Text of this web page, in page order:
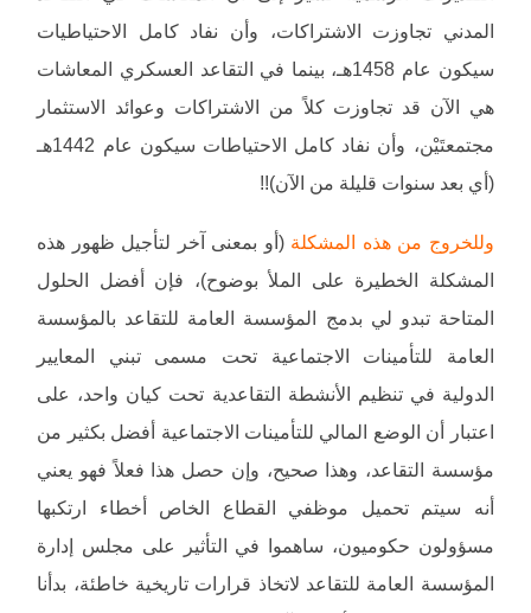
المدني تجاوزت الاشتراكات، وأن نفاد كامل الاحتياطيات
سيكون عام 1458هـ، بينما في التقاعد العسكري المعاشات
هي الآن قد تجاوزت كلاً من الاشتراكات وعوائد الاستثمار
مجتمعتَيْن، وأن نفاد كامل الاحتياطات سيكون عام 1442هـ
(أي بعد سنوات قليلة من الآن)!!
وللخروج من هذه المشكلة (أو بمعنى آخر لتأجيل ظهور هذه
المشكلة الخطيرة على الملأ بوضوح)، فإن أفضل الحلول
المتاحة تبدو لي بدمج المؤسسة العامة للتقاعد بالمؤسسة
العامة للتأمينات الاجتماعية تحت مسمى تبني المعايير
الدولية في تنظيم الأنشطة التقاعدية تحت كيان واحد، على
اعتبار أن الوضع المالي للتأمينات الاجتماعية أفضل بكثير من
مؤسسة التقاعد، وهذا صحيح، وإن حصل هذا فعلاً فهو يعني
أنه سيتم تحميل موظفي القطاع الخاص أخطاء ارتكبها
مسؤولون حكوميون، ساهموا في التأثير على مجلس إدارة
المؤسسة العامة للتقاعد لاتخاذ قرارات تاريخية خاطئة، بدأنا